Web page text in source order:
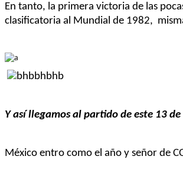
En tanto, la primera victoria de las
clasificatoria al Mundial de 1982,
Y así llegamos al partido de este 13
México entro como el año y señor de